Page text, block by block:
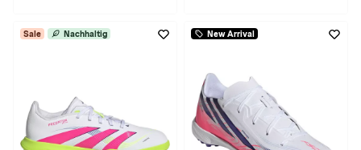
Sale Nachhaltig New Arrival